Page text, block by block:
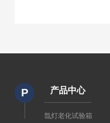
P 产品中心
氙灯老化试验箱